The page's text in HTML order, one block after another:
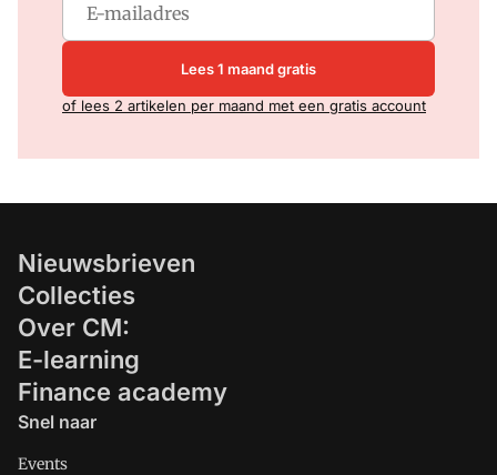
Lees 1 maand gratis
of lees 2 artikelen per maand met een gratis account
Nieuwsbrieven
Collecties
Over CM:
E-learning
Finance academy
Snel naar
Events